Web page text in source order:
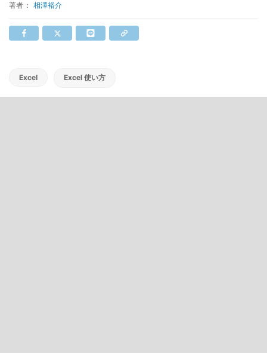
著者： 相澤裕介
Excel Excel 使い方